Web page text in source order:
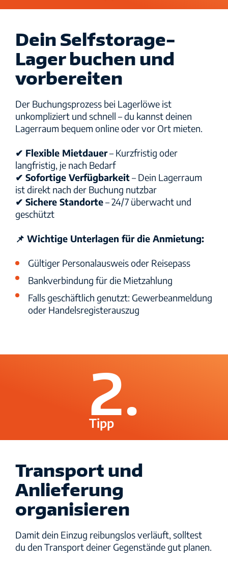
Dein Selfstorage-
Lager buchen und
vorbereiten
Der Buchungsprozess bei Lagerlöwe ist
unkompliziert und schnell – du kannst deinen
Lagerraum bequem online oder vor Ort mieten.
✔ Flexible Mietdauer– Kurzfristig oder
langfristig, je nach Bedarf
✔ Sofortige Verfügbarkeit– Dein Lagerraum
ist direkt nach der Buchung nutzbar
✔ Sichere Standorte– 24/7 überwacht und
geschützt
📌 Wichtige Unterlagen für die Anmietung:
Gültiger Personalausweis oder Reisepass
Bankverbindung für die Mietzahlung
Falls geschäftlich genutzt: Gewerbeanmeldung
oder Handelsregisterauszug
2.
Tipp
Transport und
Anlieferung
organisieren
Damit dein Einzug reibungslos verläuft, solltest
du den Transport deiner Gegenstände gut planen.